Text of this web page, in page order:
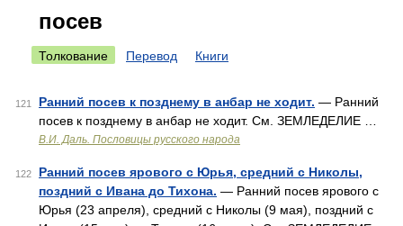
посев
Толкование Перевод Книги
121 Ранний посев к позднему в анбар не ходит. — Ранний
посев к позднему в анбар не ходит. См. ЗЕМЛЕДЕЛИЕ …
В.И. Даль. Пословицы русского народа
122
Ранний посев ярового с Юрья, средний с Николы,
поздний с Ивана до Тихона. — Ранний посев ярового с
Юрья (23 апреля), средний с Николы (9 мая), поздний с